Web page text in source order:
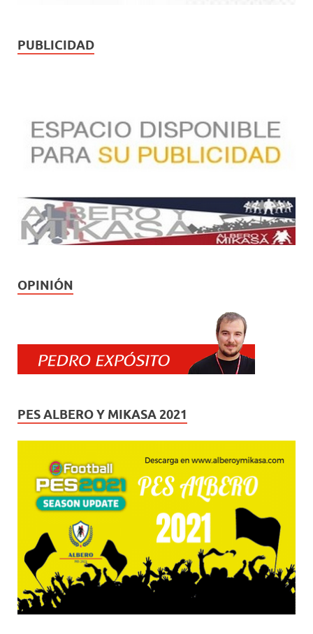
PUBLICIDAD
OPINIÓN
PES ALBERO Y MIKASA 2021